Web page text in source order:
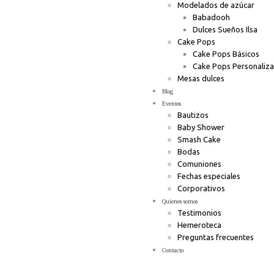
Modelados de azúcar
Babadooh
Dulces Sueños Ilsa
Cake Pops
Cake Pops Básicos
Cake Pops
Mesas dulces
Blog
Eventos
Bautizos
Baby Shower
Smash Cake
Bodas
Comuniones
Fechas especiales
Corporativos
Quienes somos
Testimonios
Hemeroteca
Preguntas frecuentes
Contacto